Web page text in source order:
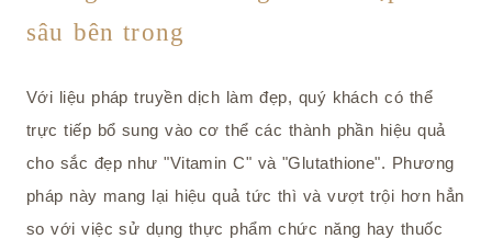
sâu bên trong
Với liệu pháp truyền dịch làm đẹp, quý khách có thể
trực tiếp bổ sung vào cơ thể các thành phần hiệu quả
cho sắc đẹp như "Vitamin C" và "Glutathione". Phương
pháp này mang lại hiệu quả tức thì và vượt trội hơn hẳn
so với việc sử dụng thực phẩm chức năng hay thuốc